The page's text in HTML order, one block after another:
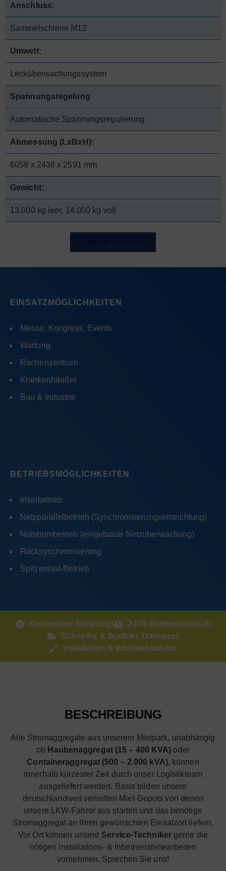
Anschluss:
Sammelschiene M12
Umwelt:
Lecküberwachungssystem
Spannungsregelung
Automatische Spannungsregulierung
Abmessung (LxBxH):
6058 x 2438 x 2591 mm
Gewicht:
13.000 kg leer, 14.000 kg voll
EINSATZMÖGLICHKEITEN
Messe, Kongress, Events
Wartung
Rechenzentrum
Krankenhäußer
Bau & Industrie
BETRIEBSMÖGLICHKEITEN
Inselbetrieb
Netzparallelbetrieb (Synchronisierungseintrichtung)
Notstrombetrieb (eingebaute Netzüberwachung)
Rücksynchronisierung
Spitzenlast-Betrieb
Kostenlose Beratung!
24/7h Rufbereitschaft
Schneller & flexibler Transport
Installation & Inbetriebnahme
BESCHREIBUNG
Alle Stromaggregate aus unserem Mietpark, unabhängig
ob Haubenaggregat (15 – 400 KVA) oder
Containeraggregat (500 – 2.000 kVA), können
innerhalb kürzester Zeit durch unser Logistikteam
ausgeliefert werden. Basis bilden unsere
deutschlandweit verteilten Miet-Depots von denen
unsere LKW-Fahrer aus starten und das benötige
Stromaggregat an Ihren gewünschten Einsatzort liefern.
Vor Ort können unsere Service-Technikergerne die
nötigen Installations- & Inbetrienahmearbeiten
vornehmen. Sprechen Sie uns!